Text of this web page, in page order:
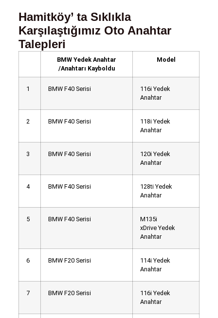
Hamitköy’ ta Sıklıkla
Karşılaştığımız Oto Anahtar
Talepleri
BMW Yedek Anahtar
/Anahtarı Kayboldu
Model
1 BMW F40 Serisi
116i Yedek
Anahtar
2 BMW F40 Serisi
118i Yedek
Anahtar
3 BMW F40 Serisi
120i Yedek
Anahtar
4 BMW F40 Serisi
128ti Yedek
Anahtar
5 BMW F40 Serisi
M135i
xDrive Yedek
Anahtar
6 BMW F20 Serisi
114i Yedek
Anahtar
7 BMW F20 Serisi
116i Yedek
Anahtar